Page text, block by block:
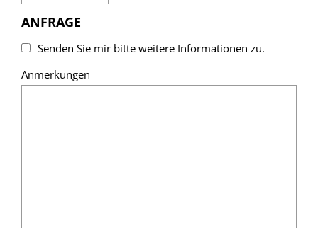
ANFRAGE
Senden Sie mir bitte weitere Informationen zu.
Anmerkungen